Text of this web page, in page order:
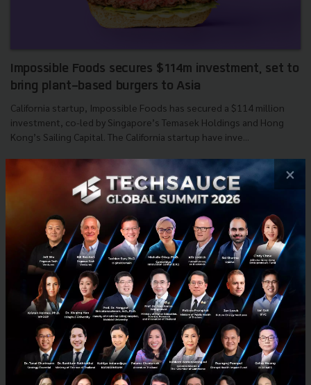
Impossible Foods secures $114m investment, set to
bring plant-based burgers to Asia
California startup, Impossible Foods has secured a $114 million
investment, co-led by Singapore’s Temasek Holdings and Hong
Kong’s Sailing Capital. The California startup have inve...
April 4, 2018| ByJimmy
Temasek News Sailing Capital impossible foods
×